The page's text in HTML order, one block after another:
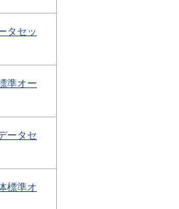
タセッ
準オー
ータセ
標準オ